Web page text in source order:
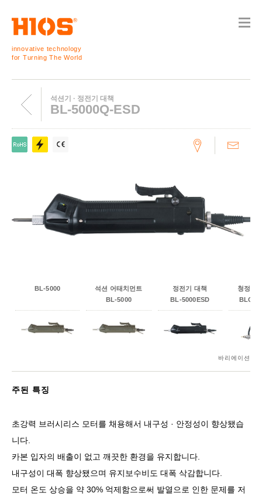
innovative technology
for Turning The World
석션기 · 정전기 대책
BL-5000Q-ESD
바리에이션
BL-5000
석션 어태치먼트
BL-5000
정전기 대책
BL-5000ESD
청정실
BLQ-
주된 특징
초강력 브러시리스 모터를 채용해서 내구성 · 안정성이 향상됐습
니다.
카본 입자의 배출이 없고 깨끗한 환경을 유지합니다.
내구성이 대폭 향상됐으며 유지보수비도 대폭 삭감합니다.
모터 온도 상승을 약 30% 억제함으로써 발열으로 인한 문제를 저